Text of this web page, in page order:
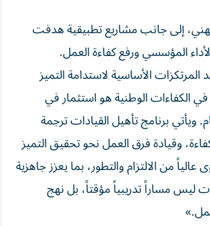
إلى جانب مشاريع تطبيقية هدفت
المؤسسي ورفع كفاءة العمل.
المرتكزات الأساسية لاستدامة التميز
الكفاءات الوطنية هو استثمار في
ويأتي برنامج تأهيل القيادات ترجمة
وقيادة فرق العمل نحو تحقيق التميز
من الالتزام والتطور، بما يعزز جاهزية
ليس مساراً تدريبياً مؤقتاً، بل نهج